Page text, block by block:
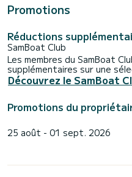
Promotions
Réductions
SamBoat Club
Les membres du SamBoat
supplémentaires sur une
Découvrez le SamBoat
Promotions du
25 août - 01 sept. 2026